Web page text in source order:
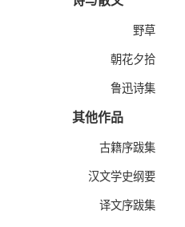
野草
朝花夕拾
鲁迅诗集
其他作品
古籍序跋集
汉文学史纲要
译文序跋集